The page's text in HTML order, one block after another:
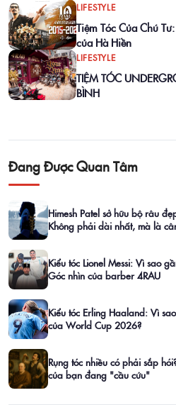
LIFESTYLE
Tiệm Tóc Của Chú
của Hà Hiền
LIFESTYLE
TIỆM TÓC
BÌNH
Đang Được Quan Tâm
Himesh Patel sở hữu bộ râu
Không phải dài nhất, mà là
Kiểu tóc Lionel Messi: Vì sao
Góc nhìn của barber 4RAU
Kiểu tóc Erling Haaland: Vì
của World Cup 2026?
Rụng tóc nhiều có phải sắp
của bạn đang "cầu cứu"